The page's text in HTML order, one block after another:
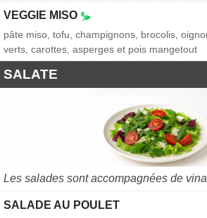
VEGGIE MISO
pâte miso, tofu, champignons, brocolis,
verts, carottes, asperges et pois mangetout
SALATE
Les salades sont accompagnées de
SALADE AU POULET